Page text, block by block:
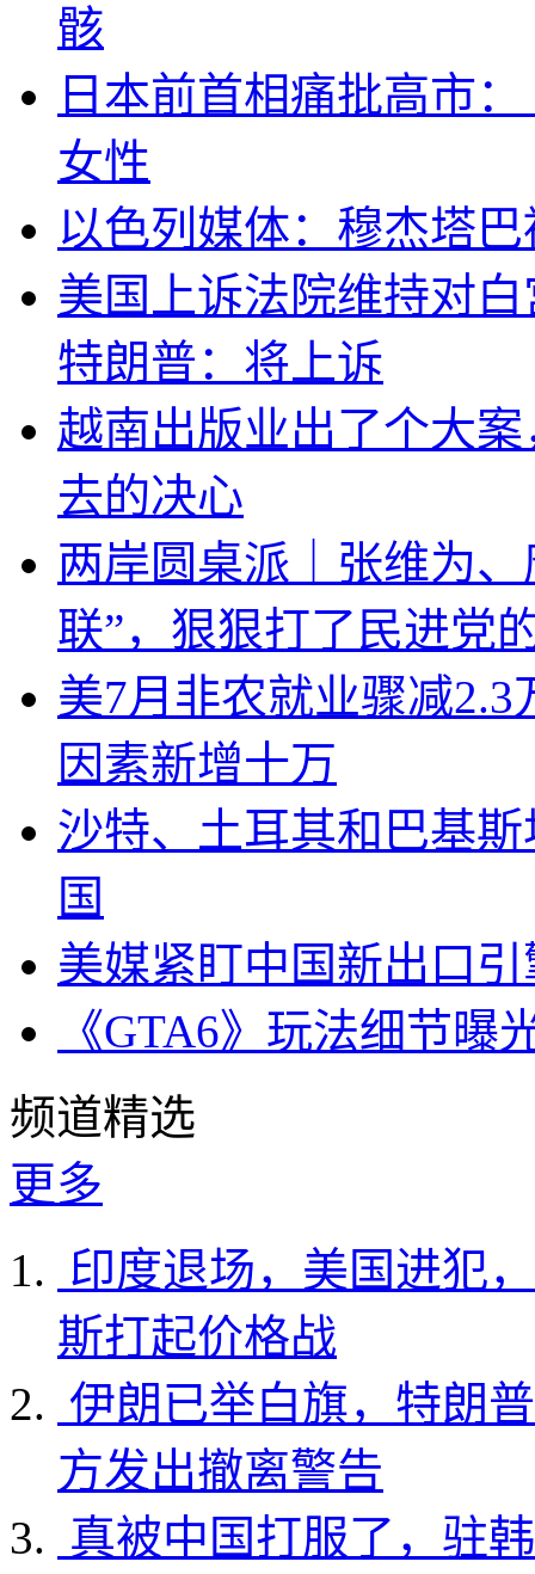
骸
日本前首相痛批高市
女性
以色列媒体：穆杰塔
美国上诉法院维持对
特朗普：将上诉
越南出版业出了个大
去的决心
两岸圆桌派｜张维为
联”，狠狠打了民进党
美7月非农就业骤减
因素新增十万
沙特、土耳其和巴基
国
美媒紧盯中国新出口
《GTA6》玩法细节
频道精选
更多
印度退场，美国进犯
斯打起价格战
伊朗已举白旗，特朗
方发出撤离警告
真被中国打服了，驻